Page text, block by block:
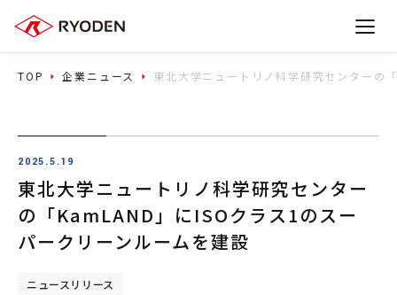
TOP 企業ニュース 東北大学ニュートリノ科学研究センターの
2025.5.19
東北大学ニュートリノ科学研究センター
の「KamLAND」にISOクラス1のスー
パークリーンルームを建設
ニュースリリース